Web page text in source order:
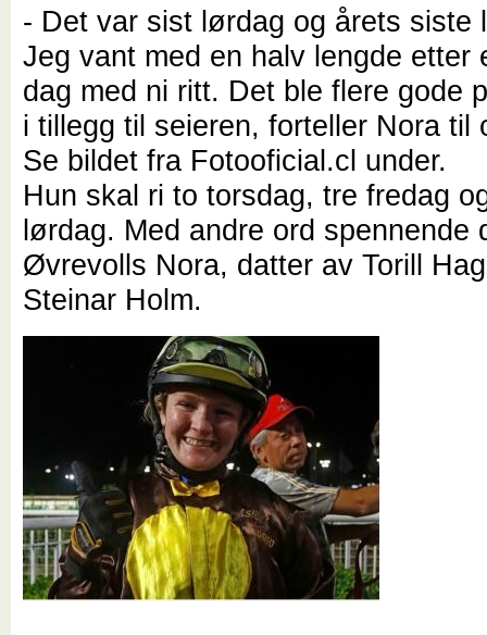
- Det var sist lørdag og årets siste
Jeg vant med en halv lengde etter
dag med ni ritt. Det ble flere gode
i tillegg til seieren, forteller Nora til
Se bildet fra Fotooficial.cl under.
Hun skal ri to torsdag, tre fredag
lørdag. Med andre ord spennende
Øvrevolls Nora, datter av Torill
Steinar Holm.